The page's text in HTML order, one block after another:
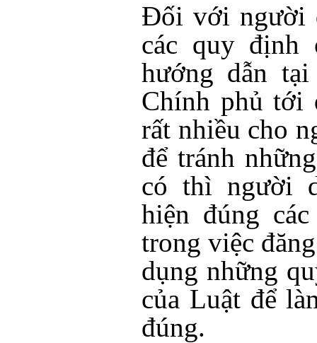
Đối với người
các quy định
hướng dẫn
Chính phủ tới
rất nhiều cho
để tránh
có thì người
hiện đúng
trong việc
dụng những
của Luật để
đúng.